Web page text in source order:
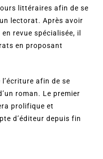
littéraires afin de se
lectorat. Après avoir
revue spécialisée, il
en proposant
afin de se
roman. Le premier
prolifique et
d’éditeur depuis fin